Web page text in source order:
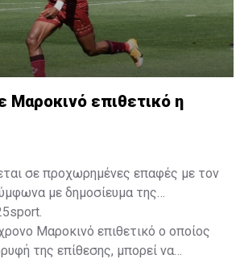
Μαροκινό επιθετικό η
σε προχωρημένες επαφές με τον
με δημοσίευμα της
Μαροκινό επιθετικό ο οποίος
της επίθεσης, μπορεί να